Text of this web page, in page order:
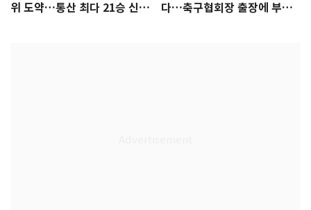
위 도약…통산 최다 21승 신기
다…축구협회장 출장에 부인